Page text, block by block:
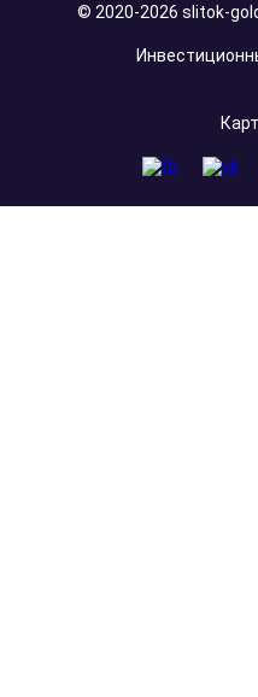
© 2020-2026 slitok-